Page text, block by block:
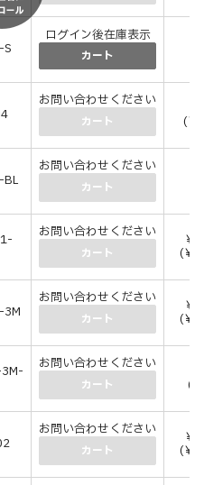
ログイン後在庫表示
カート
お問い合わせください
カート (￥
お問い合わせください
カート
お問い合わせください
カート
￥
(￥
お問い合わせください
カート
￥
(￥
お問い合わせください
カート (
お問い合わせください
カート
￥
(￥